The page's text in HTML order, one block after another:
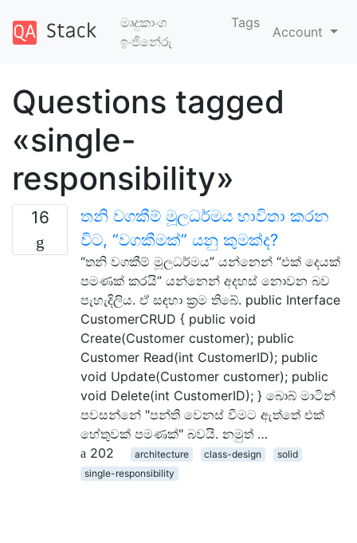
මෘදුකාංග
ඉංජිනේරු
Tags
Account
Questions tagged
«single-
responsibility»
16
තනි වගකීම් මූලධර්මය භාවිතා කරන
විට, “වගකීමක්” යනු කුමක්ද?
“තනි වගකීම් මූලධර්මය” යන්නෙන් “එක් දෙයක්
පමණක් කරයි” යන්නෙන් අදහස් නොවන බව
පැහැදිලිය. ඒ සඳහා ක්‍රම තිබේ. public Interface
CustomerCRUD { public void
Create(Customer customer); public
Customer Read(int CustomerID); public
void Update(Customer customer); public
void Delete(int CustomerID); } බොබ් මාටින්
පවසන්නේ "පන්ති වෙනස් වීමට ඇත්තේ එක්
හේතුවක් පමණක්" බවයි. නමුත් …
202
architecture class-design
solid
single-responsibility